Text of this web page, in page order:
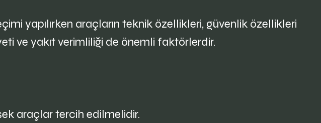
yapılırken araçların teknik özellikleri, güvenlik özellikleri
ve yakıt verimliliği de önemli faktörlerdir.
araçlar tercih edilmelidir.